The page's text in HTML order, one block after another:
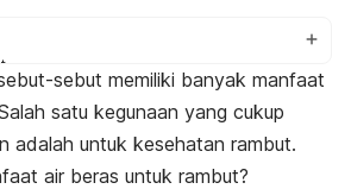
sebut memiliki banyak manfaat
satu kegunaan yang cukup
adalah untuk kesehatan rambut.
air beras untuk rambut?